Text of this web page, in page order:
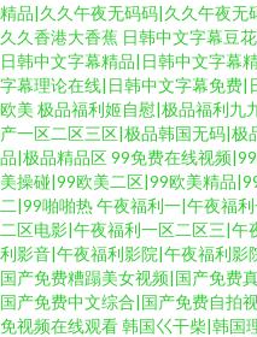
精品|久久午夜无码码|久久午夜
久久香港大香蕉 日韩中文字幕豆
日韩中文字幕精品|日韩中文字幕
字幕理论在线|日韩中文字幕免费|
欧美 极品福利姬自慰|极品福利九
产一区二区三区|极品韩国无码|
品|极品精品区99免费在线视频
美操碰|99欧美二区|99欧美精品
二|99啪啪热午夜福利一|午夜福
二区电影|午夜福利一区二区三|
利影音|午夜福利影院|午夜福利影
国产免费糟蹋美女视频|国产免费
国产免费中文综合|国产免费自拍
免视频在线观看韩国巜干柴|韩国